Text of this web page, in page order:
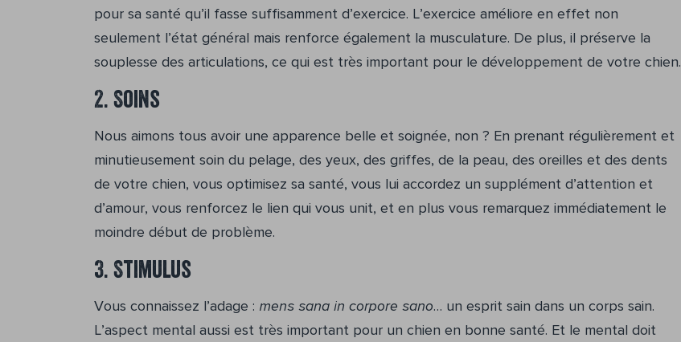
pour sa santé qu’il fasse suffisamment d’exercice. L’exercice améliore en effet non
seulement l’état général mais renforce également la musculature. De plus, il préserve la
souplesse des articulations, ce qui est très important pour le développement de votre chien.
2. Soins
Nous aimons tous avoir une apparence belle et soignée, non ? En prenant régulièrement et
minutieusement soin du pelage, des yeux, des griffes, de la peau, des oreilles et des dents
de votre chien, vous optimisez sa santé, vous lui accordez un supplément d’attention et
d’amour, vous renforcez le lien qui vous unit, et en plus vous remarquez immédiatement le
moindre début de problème.
3. Stimulus
Vous connaissez l’adage : mens sana in corpore sano… un esprit sain dans un corps sain.
L’aspect mental aussi est très important pour un chien en bonne santé. Et le mental doit